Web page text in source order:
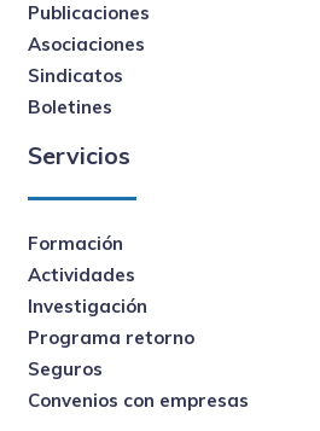
Publicaciones
Asociaciones
Sindicatos
Boletines
Servicios
Formación
Actividades
Investigación
Programa retorno
Seguros
Convenios con empresas